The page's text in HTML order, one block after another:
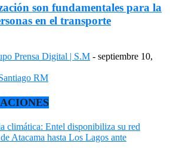
son fundamentales para la
en el transporte
Prensa Digital | S.M - septiembre 10,